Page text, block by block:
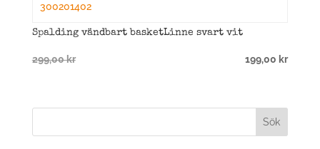
Spalding vändbart basketLinne svart vit
299,00krDet
var:
199,00 kr
Det
är: